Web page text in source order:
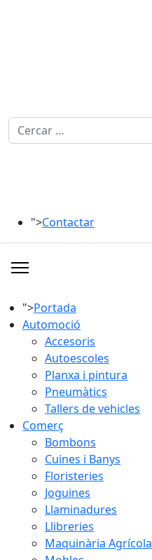
Cercar
">Contactar
">Portada
Automoció
Accesoris
Autoescoles
Planxa i pintura
Pneumàtics
Tallers de vehicles
Comerç
Bombons
Cuines i Banys
Floristeries
Joguines
Llaminadures
Llibreries
Maquinària Agrícola